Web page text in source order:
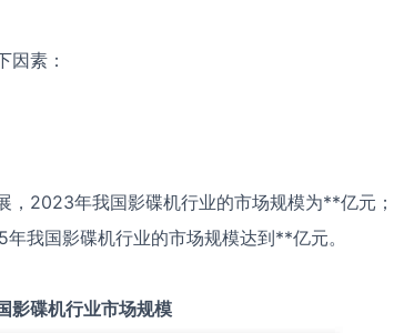
因素：
，2023年我国影碟机行业的市场规模为**亿元；
我国影碟机行业的市场规模达到**亿元。
影碟机行业市场规模